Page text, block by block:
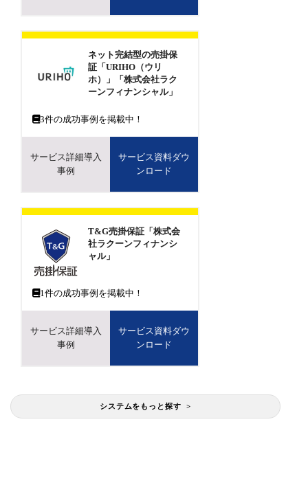
ネット完結型の売掛保
証「URIHO（ウリ
ホ）」「株式会社ラク
ーンフィナンシャル」
3件の成功事例を掲載中！
サービス詳細導入
事例
サービス資料ダウ
ンロード
T&G売掛保証「株式会
社ラクーンフィナンシ
ャル」
1 件の成功事例を掲載中！
サービス詳細導入
事例
サービス資料ダウ
ンロード
システムをもっと探す >